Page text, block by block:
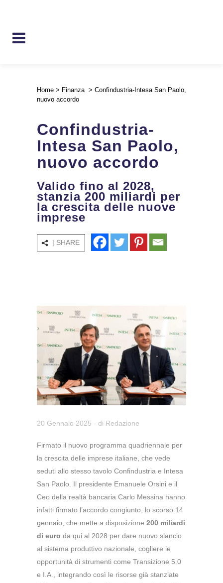
Home > Finanza > Confindustria-Intesa San Paolo,
nuovo accordo
Confindustria-
Intesa San Paolo,
nuovo accordo
Valido fino al 2028,
stanzia 200 miliardi per
la crescita delle nuove
imprese
| SHARE
20 Gennaio 2025 - di Redazione
Firmato il nuovo programma quadriennale per
la crescita delle imprese italiane, che vede
seduti allo stesso tavolo Confindustria e Intesa
San Paolo. Il presidente Emanuele Orsini e il
Ceo della realtà bancaria Carlo Messina hanno
infatti firmato l’accordo congiunto, lo scorso 14
gennaio, che mette a disposizione 200 miliardi
di euro da qui al 2028 per dare nuovo slancio
al sistema produttivo nazionale, cogliere le
opportunità di strumenti come Transizione 5.0
e I.A., integrando così le risorse già stanziate